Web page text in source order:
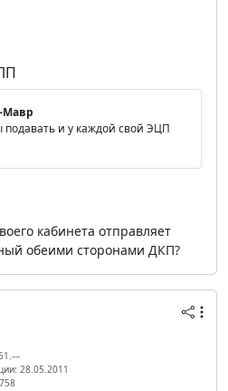
Мавр
подавать и у каждой свой ЭЦП
кабинета отправляет
обеими сторонами ДКП?
28.05.2011